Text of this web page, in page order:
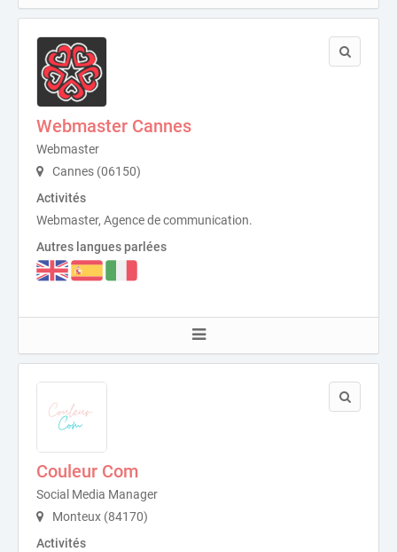
Webmaster Cannes
Webmaster
Cannes (06150)
Activités
Webmaster, Agence de communication.
Autres langues parlées
Couleur Com
Social Media Manager
Monteux (84170)
Activités